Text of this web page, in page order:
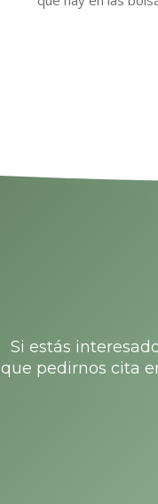
Si estás
que pedirnos cita